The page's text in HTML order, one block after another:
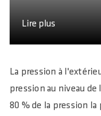
Lire plus
La pression à
pression au niveau
80 % de la pression